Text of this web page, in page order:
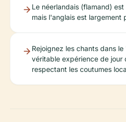
Le néerlandais (flamand)
mais l'anglais est largement
Rejoignez les chants dans
véritable expérience de jour
respectant les coutumes